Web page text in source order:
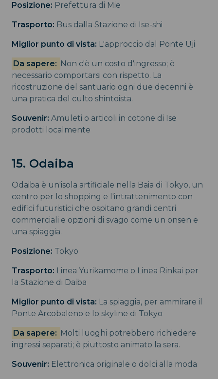
Posizione: Prefettura di Mie
Trasporto: Bus dalla Stazione di Ise-shi
Miglior punto di vista: L'approccio dal Ponte Uji
Da sapere: Non c'è un costo d'ingresso; è
necessario comportarsi con rispetto. La
ricostruzione del santuario ogni due decenni è
una pratica del culto shintoista.
Souvenir: Amuleti o articoli in cotone di Ise
prodotti localmente
15. Odaiba
Odaiba è un'isola artificiale nella Baia di Tokyo, un
centro per lo shopping e l'intrattenimento con
edifici futuristici che ospitano grandi centri
commerciali e opzioni di svago come un onsen e
una spiaggia.
Posizione: Tokyo
Trasporto: Linea Yurikamome o Linea Rinkai per
la Stazione di Daiba
Miglior punto di vista: La spiaggia, per ammirare il
Ponte Arcobaleno e lo skyline di Tokyo
Da sapere: Molti luoghi potrebbero richiedere
ingressi separati; è piuttosto animato la sera.
Souvenir: Elettronica originale o dolci alla moda